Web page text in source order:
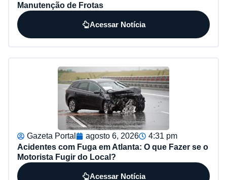
Manutenção de Frotas
Acessar Notícia
Gazeta Portal agosto 6, 2026
4:31 pm
Acidentes com Fuga em Atlanta: O que Fazer se o
Motorista Fugir do Local?
Acessar Notícia